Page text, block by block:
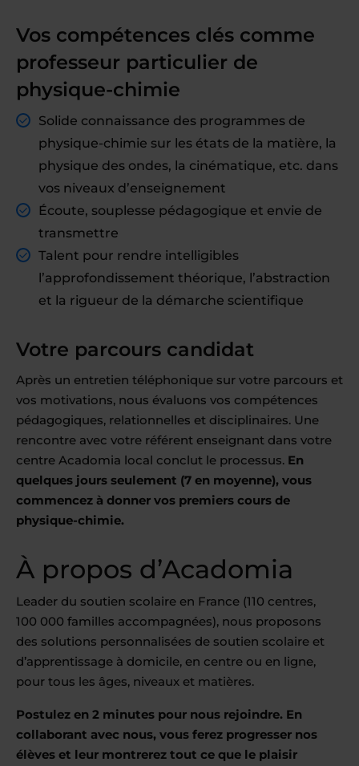
Vos compétences clés comme
professeur particulier de
physique-chimie
Solide connaissance des programmes de
physique-chimie sur les états de la matière, la
physique des ondes, la cinématique, etc. dans
vos niveaux d’enseignement
Écoute, souplesse pédagogique et envie de
transmettre
Talent pour rendre intelligibles
l’approfondissement théorique, l’abstraction
et la rigueur de la démarche scientifique
Votre parcours candidat
Après un entretien téléphonique sur votre parcours et
vos motivations, nous évaluons vos compétences
pédagogiques, relationnelles et disciplinaires. Une
rencontre avec votre référent enseignant dans votre
centre Acadomia local conclut le processus. En
quelques jours seulement (7 en moyenne), vous
commencez à donner vos premiers cours de
physique-chimie.
À propos d’Acadomia
Leader du soutien scolaire en France (110 centres,
100 000 familles accompagnées), nous proposons
des solutions personnalisées de soutien scolaire et
d’apprentissage à domicile, en centre ou en ligne,
pour tous les âges, niveaux et matières.
Postulez en 2 minutes pour nous rejoindre. En
collaborant avec nous, vous ferez progresser nos
élèves et leur montrerez tout ce que le plaisir